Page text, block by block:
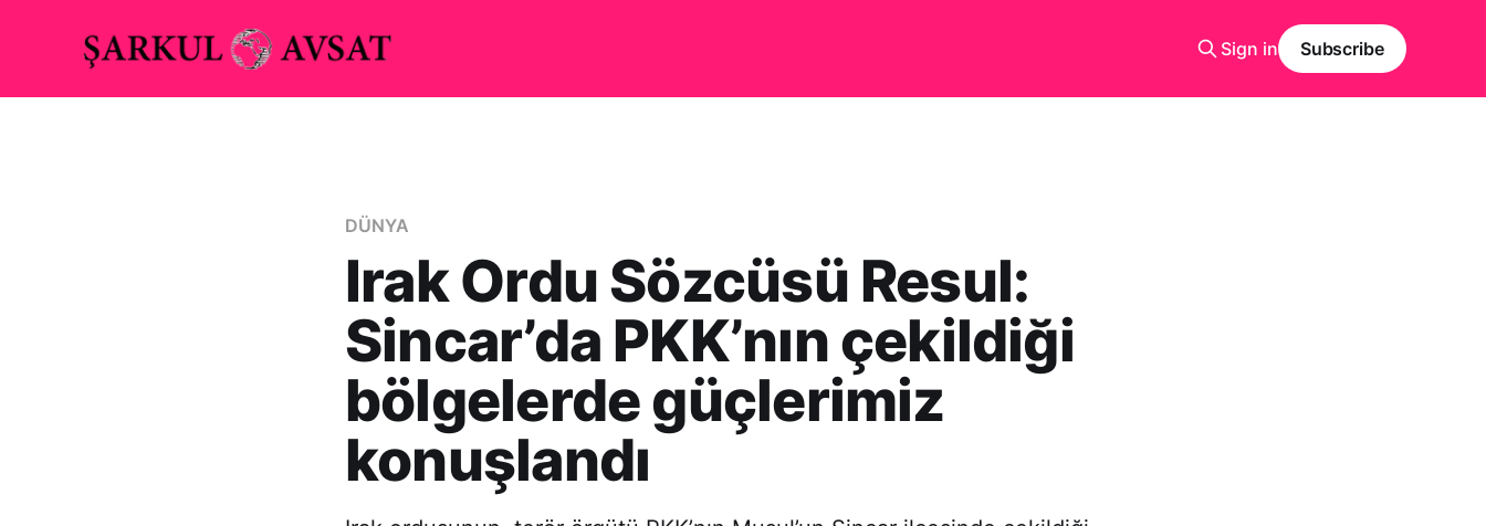
Sign in Subscribe
DÜNYA
Irak Ordu Sözcüsü Resul:
Sincar’da PKK’nın çekildiği
bölgelerde güçlerimiz
konuşlandı